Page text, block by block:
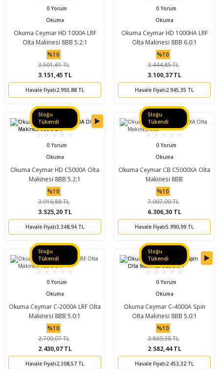
Baitcasting Olta Makinesi
Makine Yağı
Çıkrık Tekne Kamışı
Göl Kamışı
Balık Malzemeleri Çantası
Kepçe Livar Pinter
Mücadele Kemeri
Balık Kovası
/ Yedek Parça
0 Yorum
Okuma
Okuma Ceymar HD 1000A LRF
Olta Makinesi 8BB 5.2:1
%10
3.501,61 TL
3.151,45 TL
Havale Fiyatı2.993,88 TL
0 Yorum
Okuma
Okuma Ceymar HD 1000HA LRF
Olta Makinesi 8BB 6.0:1
%10
3.444,85 TL
3.100,37 TL
Havale Fiyatı2.945,35 TL
Stoğu
Tükendi
0 Yorum
Okuma
Okuma Ceymar HD C5000A Olta
Makinesi 8BB 5.2:1
%10
3.916,88 TL
3.525,20 TL
Havale Fiyatı3.348,94 TL
Stoğu
Tükendi
0 Yorum
Okuma
Okuma Ceymar CB C5000XA Olta
Makinesi 8BB
%10
7.007,00 TL
6.306,30 TL
Havale Fiyatı5.990,99 TL
Stoğu
Tükendi
0 Yorum
Okuma
Okuma Ceymar C-2000A LRF Olta
Makinesi 8BB 5.0:1
%10
2.700,07 TL
2.430,07 TL
Havale Fiyatı2.308,57 TL
Stoğu
Tükendi
0 Yorum
Okuma
Okuma Ceymar C-4000A Spin
Olta Makinesi 8BB 5.0:1
%10
2.869,38 TL
2.582,44 TL
Havale Fiyatı2.453,32 TL